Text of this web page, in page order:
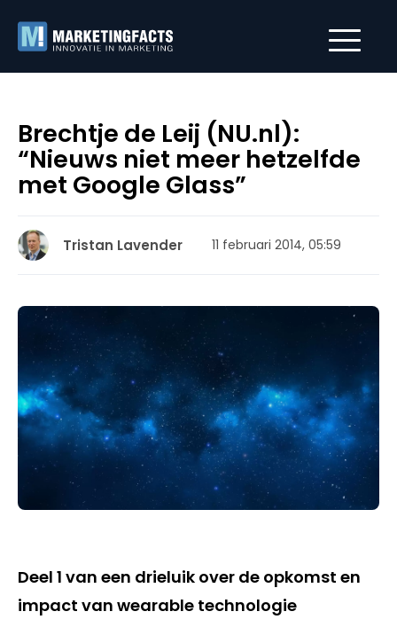
Brechtje de Leij (NU.nl):
“Nieuws niet meer hetzelfde
met Google Glass”
Tristan Lavender 11 februari 2014, 05:59
Deel 1 van een drieluik over de opkomst en
impact van wearable technologie